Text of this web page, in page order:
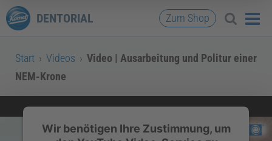
DENTORIAL Zum Shop
Start › Videos › Video | Ausarbeitung und Politur einer
NEM-Krone
Wir benötigen Ihre Zustimmung, um